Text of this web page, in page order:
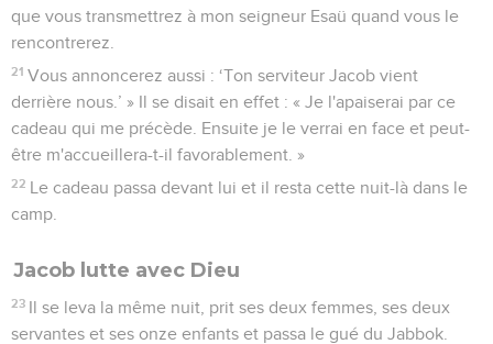
que vous transmettrez à mon seigneur Esaü quand vous le
rencontrerez.
21 Vous annoncerez aussi : ‘Ton serviteur Jacob vient
derrière nous.’ » Il se disait en effet : « Je l'apaiserai par ce
cadeau qui me précède. Ensuite je le verrai en face et peut-
être m'accueillera-t-il favorablement. »
22 Le cadeau passa devant lui et il resta cette nuit-là dans le
camp.
Jacob lutte avec Dieu
23 Il se leva la même nuit, prit ses deux femmes, ses deux
servantes et ses onze enfants et passa le gué du Jabbok.